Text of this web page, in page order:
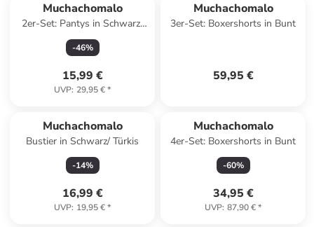
Muchachomalo
2er-Set: Pantys in Schwarz/
Pink/ Rosa
-46%
15,99 €
UVP: 29,95 €*
Muchachomalo
3er-Set: Boxershorts in Bunt
59,95 €
Muchachomalo
Bustier in Schwarz/ Türkis
-14%
16,99 €
UVP: 19,95 €*
Muchachomalo
4er-Set: Boxershorts in Bunt
-60%
34,95 €
UVP: 87,90 €*